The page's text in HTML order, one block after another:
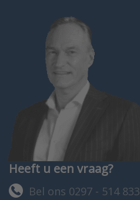
Heeft u een vraag?
Bel ons 0297 - 514 833